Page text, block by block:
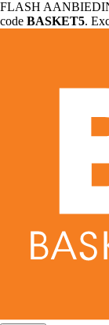
FLASH
code BASKET5.